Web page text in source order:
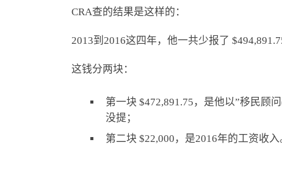
CRA查的结果是这样的：
2013到2016这四年，他一共少报了
这钱分两块：
第一块 $472,891.75，是他以”移民
没提；
第二块 $22,000，是2016年的工资收